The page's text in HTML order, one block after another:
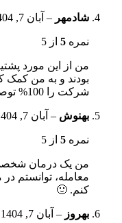
شادمهر – آبان 7, 1404
نمره 5 از 5
من از این مورد
بودند و به من کمک
شرکت را 100% توصیه می کنم
بهنوش – آبان 7, 1404
نمره 5 از 5
من یک درمان
معامله، توانستم
کنم. 🙂
بهروز – آبان 7, 1404